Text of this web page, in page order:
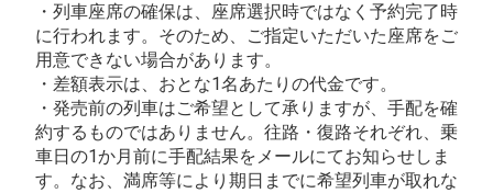
・列車座席の確保は、座席選択時ではなく予約完了時
に行われます。そのため、ご指定いただいた座席をご
用意できない場合があります。
・差額表示は、おとな1名あたりの代金です。
・発売前の列車はご希望として承りますが、手配を確
約するものではありません。往路・復路それぞれ、乗
車日の1か月前に手配結果をメールにてお知らせしま
す。なお、満席等により期日までに希望列車が取れな